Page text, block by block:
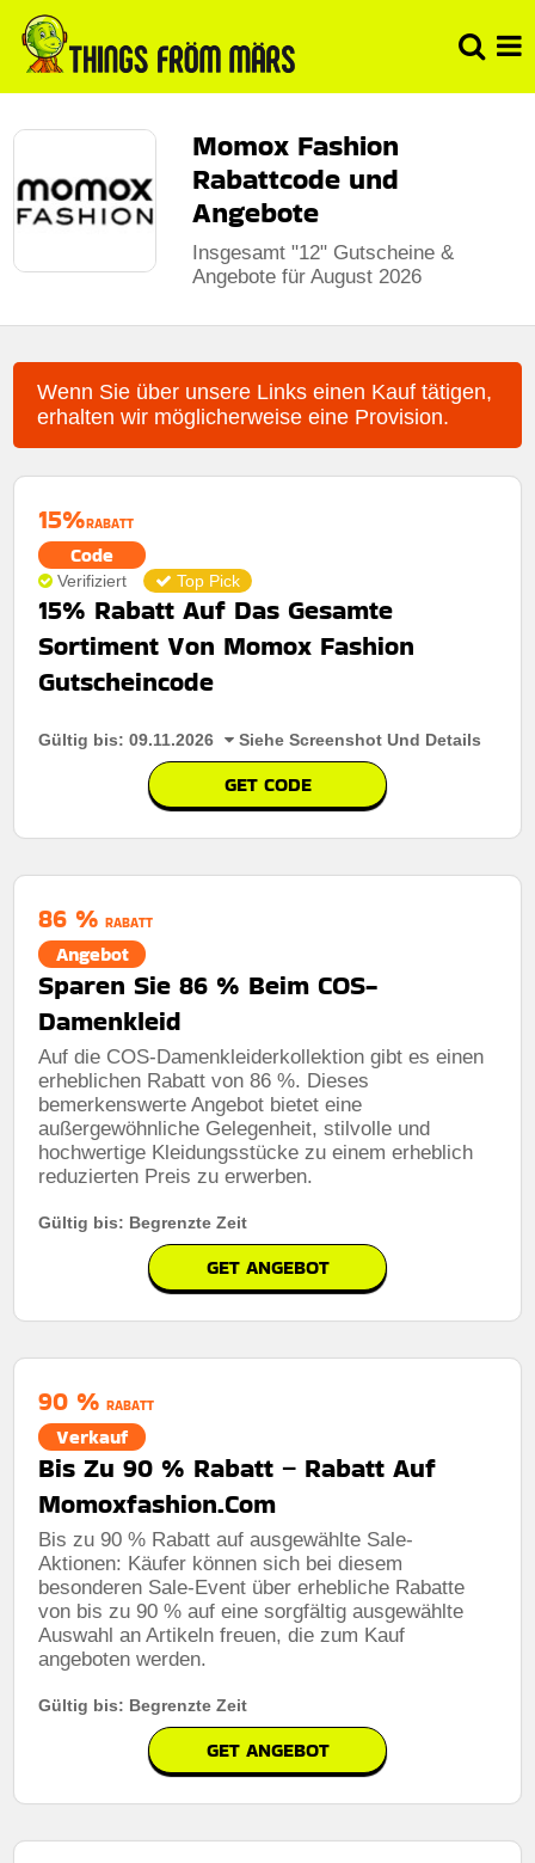
Momox Fashion
Rabattcode und
Angebote
Insgesamt "12" Gutscheine &
Angebote für August 2026
Wenn Sie über unsere Links einen Kauf tätigen,
erhalten wir möglicherweise eine Provision.
15%RABATT
Code
Verifiziert Top Pick
15% Rabatt Auf Das Gesamte
Sortiment Von Momox Fashion
Gutscheincode
Gültig bis: 09.11.2026 Siehe Screenshot Und Details
GET CODE
Rabatt:15% Rabatt Auf Das Gesamte Sortiment
Mindestkaufbetrag:Keine Mindestausgaben
Berechtigung:Für alle Kunden
Art des Angebots:Zeitlich begrenztes angebot
86 % RABATT
Angebot
Sparen Sie 86 % Beim COS-
Damenkleid
Auf die COS-Damenkleiderkollektion gibt es einen
erheblichen Rabatt von 86 %. Dieses
bemerkenswerte Angebot bietet eine
außergewöhnliche Gelegenheit, stilvolle und
hochwertige Kleidungsstücke zu einem erheblich
reduzierten Preis zu erwerben.
Gültig bis: Begrenzte Zeit
GET ANGEBOT
90 % RABATT
Verkauf
Bis Zu 90 % Rabatt – Rabatt Auf
Momoxfashion.Com
Bis zu 90 % Rabatt auf ausgewählte Sale-
Aktionen: Käufer können sich bei diesem
besonderen Sale-Event über erhebliche Rabatte
von bis zu 90 % auf eine sorgfältig ausgewählte
Auswahl an Artikeln freuen, die zum Kauf
angeboten werden.
Gültig bis: Begrenzte Zeit
GET ANGEBOT